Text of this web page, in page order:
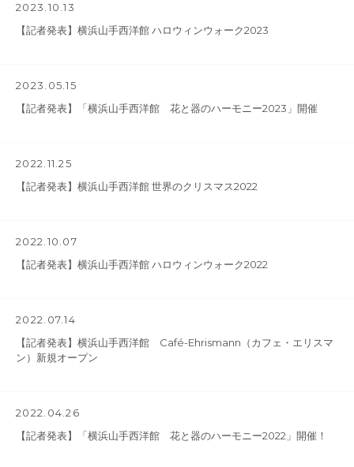
2023.10.13
【記者発表】横浜山手西洋館 ハロウィンウォーク2023
2023.05.15
【記者発表】「横浜山手西洋館 花と器のハーモニー2023」開催
2022.11.25
【記者発表】横浜山手西洋館 世界のクリスマス2022
2022.10.07
【記者発表】横浜山手西洋館 ハロウィンウォーク2022
2022.07.14
【記者発表】横浜山手西洋館 Café-Ehrismann（カフェ・エリスマ
ン）新規オープン
2022.04.26
【記者発表】「横浜山手西洋館 花と器のハーモニー2022」開催！